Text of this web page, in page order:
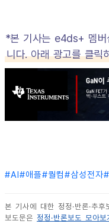
*본 기사는 e4ds+ 멤버
니다. 아래 광고를 클릭
#AI#애플#퀄컴#삼성전자#
본 기사에 대한 정정·반론·추후
보도문은 정정·반론보도 모아보